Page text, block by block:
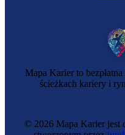
Mechaniczka
Mapa Karier to
ścieżkach kariery i
© 2026 Mapa Karier jest